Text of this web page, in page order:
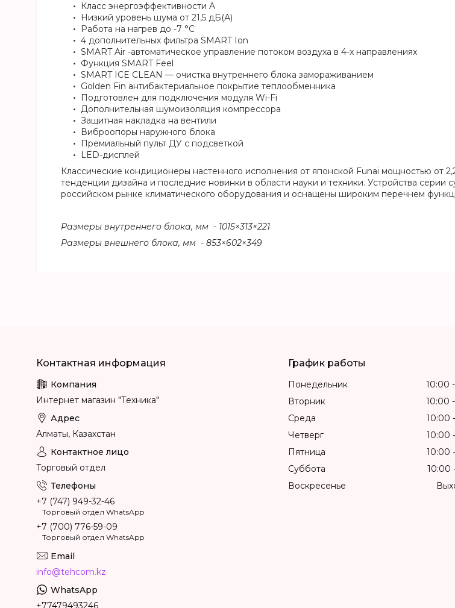
Класс энергоэффективности A
Низкий уровень шума от 21,5 дБ(А)
Работа на нагрев до -7 °С
4 дополнительных фильтра SMART Ion
SMART Air -автоматическое управление потоком воздуха в 4-х направлениях
Функция SMART Feel
SMART ICE CLEAN — очистка внутреннего блока замораживанием
Golden Fin антибактериальное покрытие теплообменника
Подготовлен для подключения модуля Wi-Fi
Дополнительная шумоизоляция компрессора
Защитная накладка на вентили
Виброопоры наружного блока
Премиальный пульт ДУ с подсветкой
LED-дисплей
Классические кондиционеры настенного исполнения от японской Funai мощностью от
тенденции дизайна и последние новинки в области науки и техники. Устройства серии
российском рынке климатического оборудования и оснащены широким перечнем
Размеры внутреннего блока, мм - 1015×313×221
Размеры внешнего блока, мм - 853×602×349
Интернет магазин "Техника"
Алматы, Казахстан
Торговый отдел
+7 (747) 949-32-46
Торговый отдел WhatsApp
+7 (700) 776-59-09
Торговый отдел WhatsApp
info@tehcom.kz
+77479493246
График работы
Понедельник 10:00
Вторник
10:00
Среда
10:00
Четверг
10:00
Пятница
10:00
Суббота
10:00
Воскресенье